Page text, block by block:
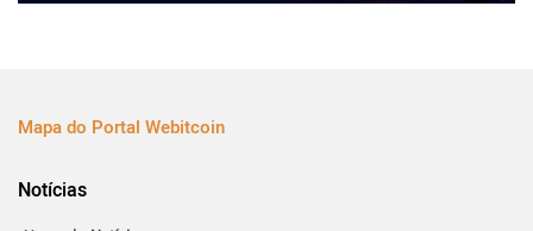
Mapa do Portal Webitcoin
Notícias